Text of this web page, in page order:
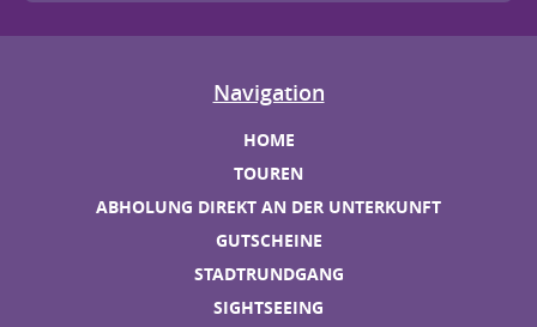
Navigation
HOME
TOUREN
ABHOLUNG DIREKT AN DER UNTERKUNFT
GUTSCHEINE
STADTRUNDGANG
SIGHTSEEING